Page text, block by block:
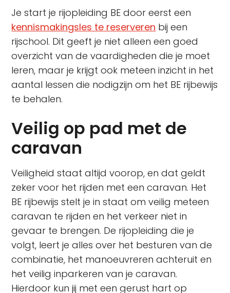
Je start je rijopleiding BE door eerst een
kennismakingsles te reserveren bij een
rijschool. Dit geeft je niet alleen een goed
overzicht van de vaardigheden die je moet
leren, maar je krijgt ook meteen inzicht in het
aantal lessen die nodigzijn om het BE rijbewijs
te behalen.
Veilig op pad met de
caravan
Veiligheid staat altijd voorop, en dat geldt
zeker voor het rijden met een caravan. Het
BE rijbewijs stelt je in staat om veilig meteen
caravan te rijden en het verkeer niet in
gevaar te brengen. De rijopleiding die je
volgt, leert je alles over het besturen van de
combinatie, het manoeuvreren achteruit en
het veilig inparkeren van je caravan.
Hierdoor kun jij met een gerust hart op